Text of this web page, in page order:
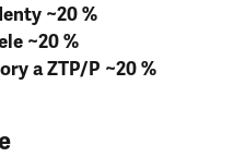
~20 %
~20 %
a ZTP/P ~20 %